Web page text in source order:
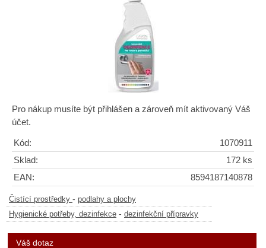
Pro nákup musíte být přihlášen a zároveň mít aktivovaný Váš
účet.
Kód:
1070911
Sklad:
172 ks
EAN:
8594187140878
Čistící prostředky - podlahy a plochy
Hygienické potřeby, dezinfekce - dezinfekční přípravky
Váš dotaz